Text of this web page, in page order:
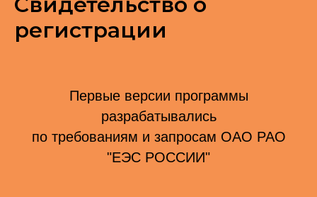
регистрации
Первые версии программы
разрабатывались
по требованиям и запросам ОАО РАО
"ЕЭС РОССИИ"